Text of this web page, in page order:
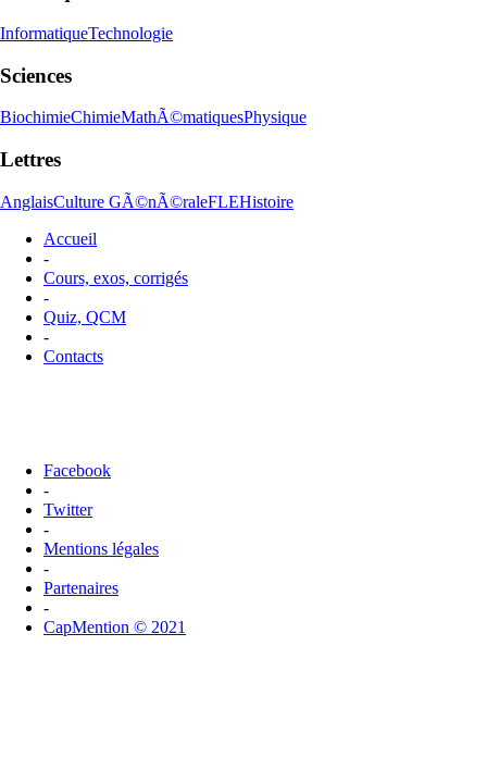
InformatiqueTechnologie
Sciences
BiochimieChimieMathÃ©matiquesPhysique
Lettres
AnglaisCulture GÃ©nÃ©raleFLEHistoire
Accueil
-
Cours, exos, corrigés
-
Quiz, QCM
-
Contacts
Facebook
-
Twitter
-
Mentions légales
-
Partenaires
-
CapMention © 2021